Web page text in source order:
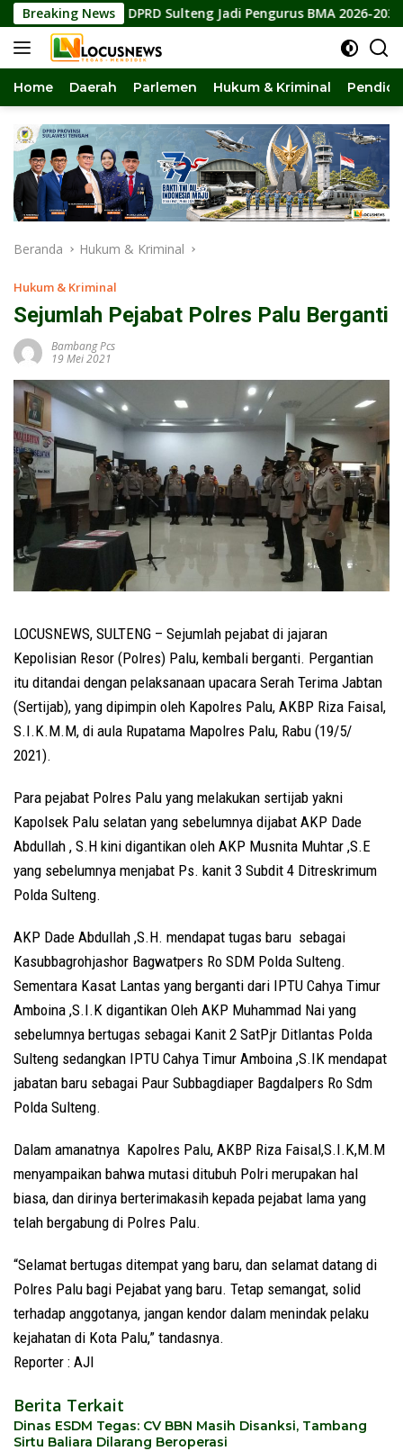
Langsung
ke
konten
Breaking News
DPRD Sulteng Jadi Pengurus BMA 2026-2031, Siap
Home Daerah Parlemen Hukum & Kriminal
Beranda Hukum & Kriminal
Hukum & Kriminal
Sejumlah Pejabat Polres Palu Berganti
Bambang Pcs
19 Mei 2021
LOCUSNEWS, SULTENG – Sejumlah pejabat di jajaran
Kepolisian Resor (Polres) Palu, kembali berganti. Pergantian
itu ditandai dengan pelaksanaan upacara Serah Terima Jabtan
(Sertijab), yang dipimpin oleh Kapolres Palu, AKBP Riza Faisal,
S.I.K.M.M, di aula Rupatama Mapolres Palu, Rabu (19/5/
2021).
Para pejabat Polres Palu yang melakukan sertijab yakni
Kapolsek Palu selatan yang sebelumnya dijabat AKP Dade
Abdullah , S.H kini digantikan oleh AKP Musnita Muhtar ,S.E
yang sebelumnya menjabat Ps. kanit 3 Subdit 4 Ditreskrimum
Polda Sulteng.
AKP Dade Abdullah ,S.H. mendapat tugas baru sebagai
Kasubbagrohjashor Bagwatpers Ro SDM Polda Sulteng.
Sementara Kasat Lantas yang berganti dari IPTU Cahya Timur
Amboina ,S.I.K digantikan Oleh AKP Muhammad Nai yang
sebelumnya bertugas sebagai Kanit 2 SatPjr Ditlantas Polda
Sulteng sedangkan IPTU Cahya Timur Amboina ,S.IK mendapat
jabatan baru sebagai Paur Subbagdiaper Bagdalpers Ro Sdm
Polda Sulteng.
Dalam amanatnya Kapolres Palu, AKBP Riza Faisal,S.I.K,M.M
menyampaikan bahwa mutasi ditubuh Polri merupakan hal
biasa, dan dirinya berterimakasih kepada pejabat lama yang
telah bergabung di Polres Palu.
“Selamat bertugas ditempat yang baru, dan selamat datang di
Polres Palu bagi Pejabat yang baru. Tetap semangat, solid
terhadap anggotanya, jangan kendor dalam menindak pelaku
kejahatan di Kota Palu,” tandasnya.
Reporter : AJI
Berita Terkait
Dinas ESDM Tegas: CV BBN Masih Disanksi, Tambang
Sirtu Baliara Dilarang Beroperasi